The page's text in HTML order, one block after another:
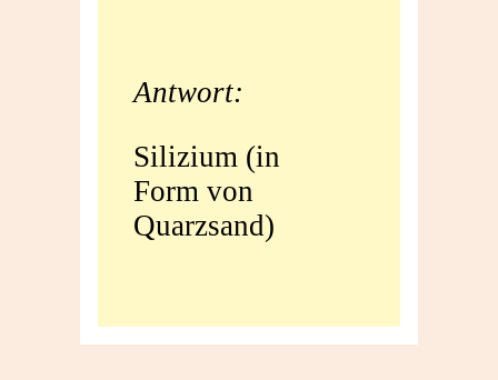
Antwort:
Silizium (in
Form von
Quarzsand)